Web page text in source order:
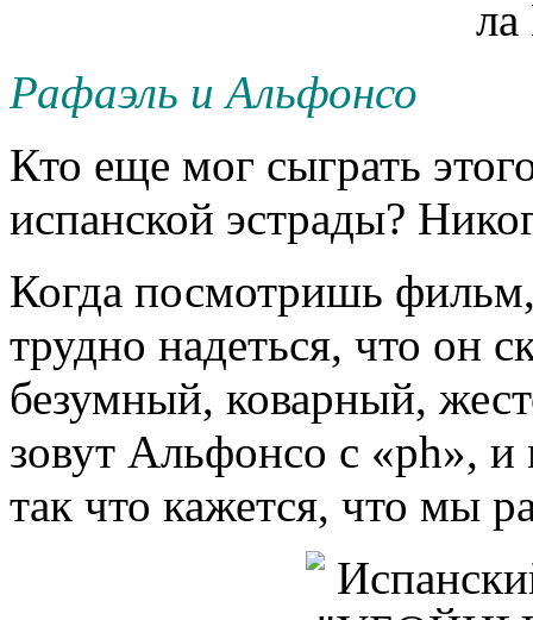
Рафаэль и Альфонсо
Кто еще мог сыграть
испанской эстрады?
Когда посмотришь
трудно надеться, что он
безумный, коварный,
зовут Альфонсо с «ph»,
так что кажется, что мы